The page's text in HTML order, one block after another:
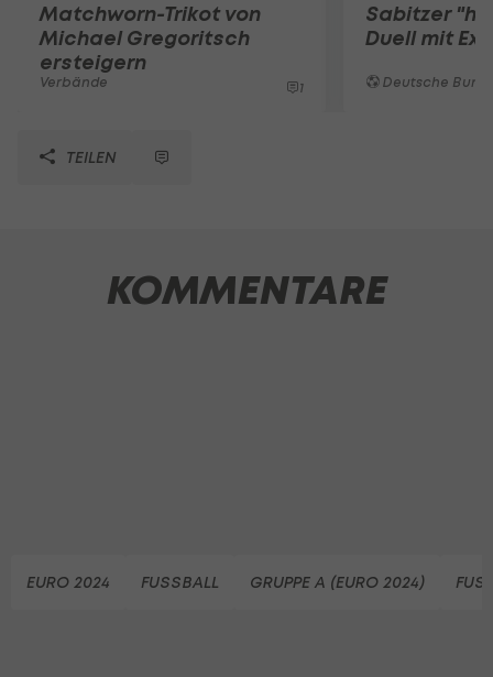
Matchworn-Trikot von
Michael Gregoritsch
ersteigern
Verbände 1
Sabitzer
Duell mit
Deutsche
TEILEN
KOMMENTARE
EURO 2024 FUSSBALL GRUPPE A (EURO 2024)